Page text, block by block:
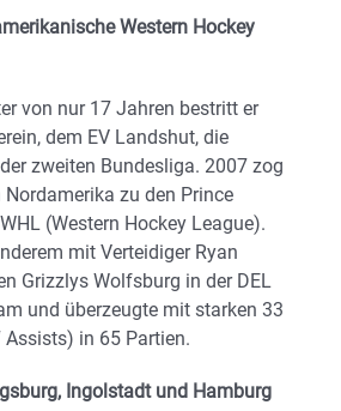
Western Hockey
von nur 17 Jahren bestritt er
dem EV Landshut, die
zweiten Bundesliga. 2007 zog
zu den Prince
(Western Hockey League).
mit Verteidiger Ryan
Grizzlys Wolfsburg in der DEL
und überzeugte mit starken 33
Assists) in 65 Partien.
Ingolstadt und Hamburg